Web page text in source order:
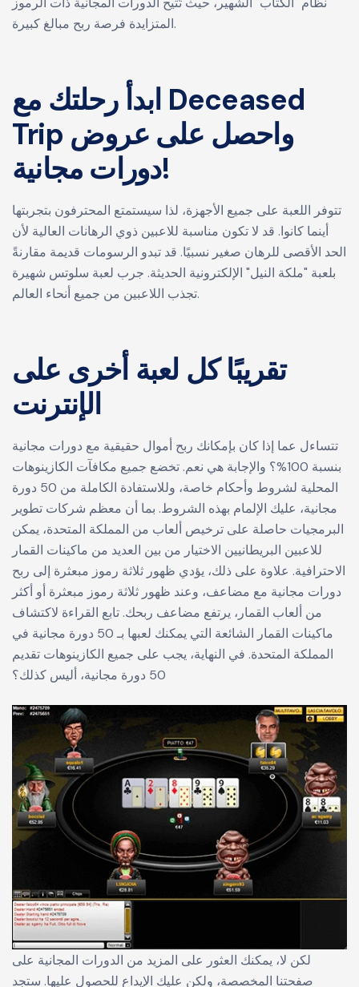
المتزايدة فرصة ربح مبالغ كبيرة.
ابدأ رحلتك مع Deceased
Trip واحصل على عروض
دورات مجانية!
تتوفر اللعبة على جميع الأجهزة، لذا سيستمتع المحترفون بتجربتها
أينما كانوا. قد لا تكون مناسبة للاعبين ذوي الرهانات العالية لأن
الحد الأقصى للرهان صغير نسبيًا. قد تبدو الرسومات قديمة مقارنةً
بلعبة "ملكة النيل" الإلكترونية الحديثة. جرب لعبة سلوتس شهيرة
تجذب اللاعبين من جميع أنحاء العالم.
تقريبًا كل لعبة أخرى على
الإنترنت
تتساءل عما إذا كان بإمكانك ربح أموال حقيقية مع دورات مجانية
بنسبة 100%؟ والإجابة هي نعم. تخضع جميع مكافآت الكازينوهات
المحلية لشروط وأحكام خاصة، وللاستفادة الكاملة من 50 دورة
مجانية، عليك الإلمام بهذه الشروط. بما أن معظم شركات تطوير
البرمجيات حاصلة على ترخيص ألعاب من المملكة المتحدة، يمكن
للاعبين البريطانيين الاختيار من بين العديد من ماكينات القمار
الاحترافية. علاوة على ذلك، يؤدي ظهور ثلاثة رموز مبعثرة إلى ربح
دورات مجانية مع مضاعف، وعند ظهور ثلاثة رموز مبعثرة أو أكثر
من ألعاب القمار، يرتفع مضاعف ربحك. تابع القراءة لاكتشاف
ماكينات القمار الشائعة التي يمكنك لعبها بـ 50 دورة مجانية في
المملكة المتحدة. في النهاية، يجب على جميع الكازينوهات تقديم
50 دورة مجانية، أليس كذلك؟
لكن لا، يمكنك العثور على المزيد من الدورات المجانية على
صفحتنا المخصصة، ولكن عليك الإيداع للحصول عليها. ستجد